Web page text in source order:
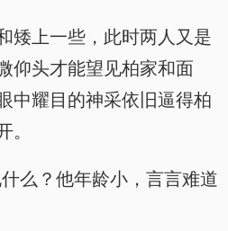
矮上一些，此时两人又是
仰头才能望见柏家和面
中耀目的神采依旧逼得柏
。
么？他年龄小，言言难道